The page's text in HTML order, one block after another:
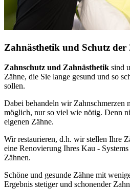
Zahnästhetik und Schutz der
Zahnschutz und Zahnästhetik sind
Zähne, die Sie lange gesund und so
sollen.
Dabei behandeln wir Zahnschmerzen
möglich, nur so viel wie nötig. Denn
eigenen Zähne.
Wir restaurieren, d.h. wir stellen Ihre
eine Renovierung Ihres Kau -
Zähnen.
Schöne und gesunde Zähne mit
Ergebnis stetiger und schonender